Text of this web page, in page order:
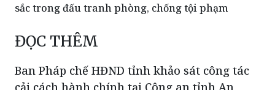
sắc trong đấu tranh phòng, chống tội phạm
ĐỌC THÊM
Ban Pháp chế HĐND tỉnh khảo sát công tác
cải cách hành chính tại Công an tỉnh An